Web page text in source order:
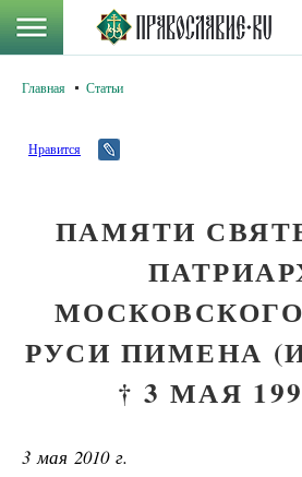
Главная Статьи
Нравится
ПАМЯТИ
РУСИ ПИМЕНА
† 3 МАЯ
3 мая 2010 г.